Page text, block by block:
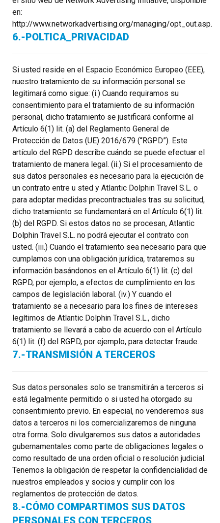
en:
http://www.networkadvertising.org/managing/opt_out.asp.
6.-POLTICA_PRIVACIDAD
Si usted reside en el Espacio Económico Europeo (EEE),
nuestro tratamiento de su información personal se
legitimará como sigue: (i.) Cuando requiramos su
consentimiento para el tratamiento de su información
personal, dicho tratamiento se justificará conforme al
Artículo 6(1) lit. (a) del Reglamento General de
Protección de Datos (UE) 2016/679 (“RGPD”). Este
artículo del RGPD describe cuándo se puede efectuar el
tratamiento de manera legal. (ii.) Si el procesamiento de
sus datos personales es necesario para la ejecución de
un contrato entre u sted y Atlantic Dolphin Travel S.L. o
para adoptar medidas precontractuales tras su solicitud,
dicho tratamiento se fundamentará en el Artículo 6(1) lit.
(b) del RGPD. Si estos datos no se procesan, Atlantic
Dolphin Travel S.L. no podrá ejecutar el contrato con
usted. (iii.) Cuando el tratamiento sea necesario para que
cumplamos con una obligación jurídica, trataremos su
información basándonos en el Artículo 6(1) lit. (c) del
RGPD, por ejemplo, a efectos de cumplimiento en los
campos de legislación laboral. (iv.) Y cuando el
tratamiento se a necesario para los fines de intereses
legítimos de Atlantic Dolphin Travel S.L., dicho
tratamiento se llevará a cabo de acuerdo con el Artículo
6(1) lit. (f) del RGPD, por ejemplo, para detectar fraude.
7.-TRANSMISIÓN A TERCEROS
Sus datos personales solo se transmitirán a terceros si
está legalmente permitido o si usted ha otorgado su
consentimiento previo. En especial, no venderemos sus
datos a terceros ni los comercializaremos de ninguna
otra forma. Solo divulgaremos sus datos a autoridades
gubernamentales como parte de obligaciones legales o
como resultado de una orden oficial o resolución judicial.
Tenemos la obligación de respetar la confidencialidad de
nuestros empleados y socios y cumplir con los
reglamentos de protección de datos.
8.-CÓMO COMPARTIMOS SUS DATOS
PERSONALES CON TERCEROS